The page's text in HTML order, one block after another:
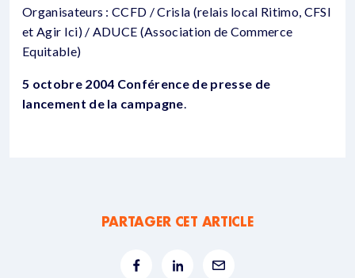
Organisateurs : CCFD / Crisla (relais local Ritimo, CFSI
et Agir Ici) / ADUCE (Association de Commerce
Equitable)
5 octobre 2004 Conférence de presse de
lancement de la campagne.
PARTAGER CET ARTICLE